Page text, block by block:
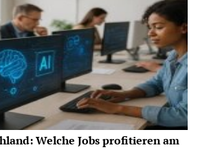
Welche Jobs profitieren am